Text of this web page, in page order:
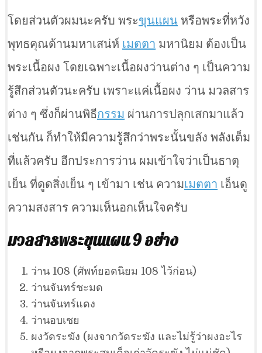
โดยส่วนตัวผมนะครับ พระขุนแผน หรือพระที่หวัง
พุทธคุณด้านมหาเสน่ห์ เมตตา มหานิยม ต้องเป็น
พระเนื้อผง โดยเฉพาะเนื้อผงว่านต่าง ๆ เป็นความ
รู้สึกส่วนตัวนะครับ เพราะแค่เนื้อผง ว่าน มวลสาร
ต่าง ๆ ซึ่งก็ผ่านพิธีกรรม ผ่านการปลุกเสกมาแล้ว
เช่นกัน ก็ทำให้มีความรู้สึกว่าพระนั้นขลัง พลังเต็ม
ที่แล้วครับ อีกประการว่าน ผมเข้าใจว่าเป็นธาตุ
เย็น ที่ดูดสิ่งเย็น ๆ เข้ามา เช่น ความเมตตา เอ็นดู
ความสงสาร ความเห็นอกเห็นใจครับ
มวลสารพระขุนแผน 9 อย่าง
ว่าน 108 (ศัพท์ยอดนิยม 108 ไว้ก่อน)
ว่านจันทร์ชะมด
ว่านจันทร์แดง
ว่านอบเชย
ผงวัดระฆัง (ผงจากวัดระฆัง และไม่รู้ว่าผงอะไร